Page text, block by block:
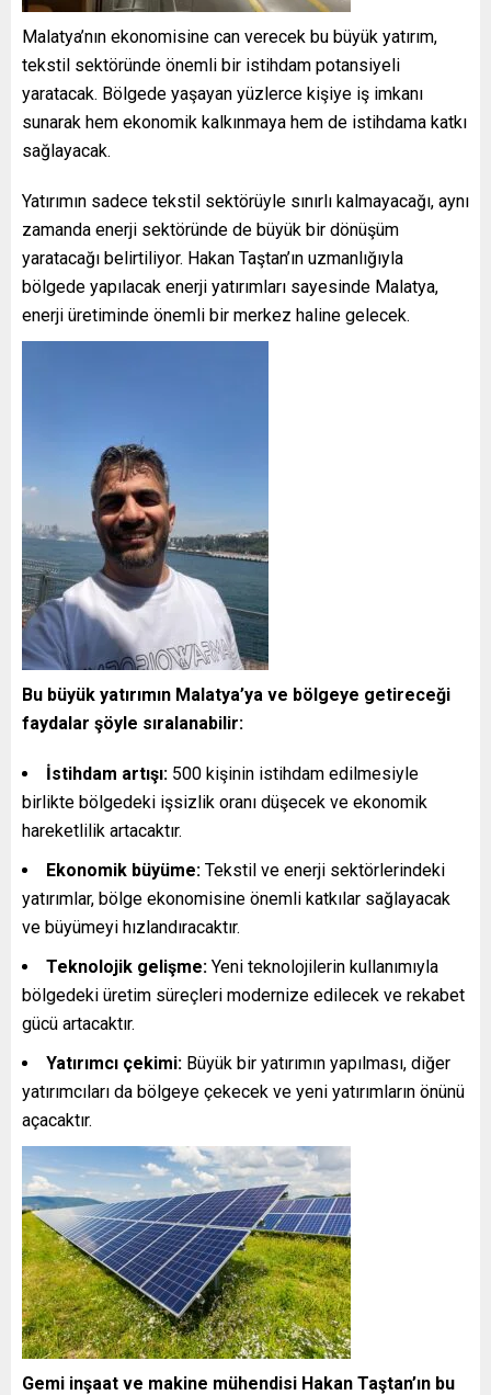
Malatya’nın ekonomisine can verecek bu büyük yatırım,
tekstil sektöründe önemli bir istihdam potansiyeli
yaratacak. Bölgede yaşayan yüzlerce kişiye iş imkanı
sunarak hem ekonomik kalkınmaya hem de istihdama katkı
sağlayacak.
Yatırımın sadece tekstil sektörüyle sınırlı kalmayacağı, aynı
zamanda enerji sektöründe de büyük bir dönüşüm
yaratacağı belirtiliyor. Hakan Taştan’ın uzmanlığıyla
bölgede yapılacak enerji yatırımları sayesinde Malatya,
enerji üretiminde önemli bir merkez haline gelecek.
Bu büyük yatırımın Malatya’ya ve bölgeye getireceği
faydalar şöyle sıralanabilir:
İstihdam artışı: 500 kişinin istihdam edilmesiyle
birlikte bölgedeki işsizlik oranı düşecek ve ekonomik
hareketlilik artacaktır.
Ekonomik büyüme: Tekstil ve enerji sektörlerindeki
yatırımlar, bölge ekonomisine önemli katkılar sağlayacak
ve büyümeyi hızlandıracaktır.
Teknolojik gelişme: Yeni teknolojilerin kullanımıyla
bölgedeki üretim süreçleri modernize edilecek ve rekabet
gücü artacaktır.
Yatırımcı çekimi: Büyük bir yatırımın yapılması, diğer
yatırımcıları da bölgeye çekecek ve yeni yatırımların önünü
açacaktır.
Gemi inşaat ve makine mühendisi Hakan Taştan’ın bu